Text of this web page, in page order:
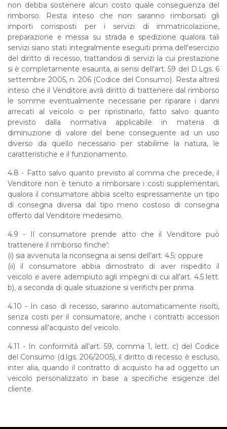
non debba sostenere alcun costo quale conseguenza del
rimborso. Resta inteso che non saranno rimborsati gli
importi corrisposti per i servizi di immatricolazione,
preparazione e messa su strada e spedizione qualora tali
servizi siano stati integralmente eseguiti prima dell'esercizio
del diritto di recesso, trattandosi di servizi la cui prestazione
si è completamente esaurita, ai sensi dell'art. 59 del D.Lgs. 6
settembre 2005, n. 206 (Codice del Consumo). Resta altresì
inteso che il Venditore avrà diritto di trattenere dal rimborso
le somme eventualmente necessarie per riparare i danni
arrecati al veicolo o per ripristinarlo, fatto salvo quanto
previsto dalla normativa applicabile in materia di
diminuzione di valore del bene conseguente ad un uso
diverso da quello necessario per stabilirne la natura, le
caratteristiche e il funzionamento.
4.8 - Fatto salvo quanto previsto al comma che precede, il
Venditore non è tenuto a rimborsare i costi supplementari,
qualora il consumatore abbia scelto espressamente un tipo
di consegna diversa dal tipo meno costoso di consegna
offerto dal Venditore medesimo.
4.9 -
Il consumatore prende atto che il Venditore può
trattenere il rimborso finche':
(i) sia avvenuta la riconsegna ai sensi dell’art. 4.5; oppure
(ii) il consumatore abbia dimostrato di aver rispedito il
veicolo e avere adempiuto agli impegni di cui all’art. 4.5 lett.
b), a seconda di quale situazione si verifichi per prima.
4.10 - In caso di recesso, saranno automaticamente risolti,
senza costi per il consumatore, anche i contratti accessori
connessi all’acquisto del veicolo.
4.11 - In conformità all’art. 59, comma 1, lett. c) del Codice
del Consumo (d.lgs. 206/2005), il diritto di recesso è escluso,
inter alia, quando il contratto di acquisto ha ad oggetto un
veicolo personalizzato in base a specifiche esigenze del
cliente.